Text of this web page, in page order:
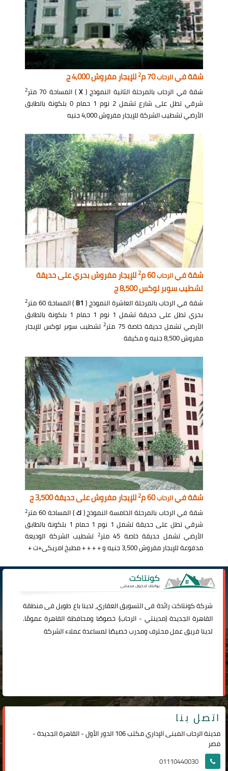
شقة فيالرحاب70 م 2للإيجار مفروش 4,000 ج
شقة في الرحاب بالمرحلة الثانية النموذج (X) المساحة 70 متر 2
شرقي تطل على شارع تشمل 2 نوم 1 حمام 0 بلكونة بالطابق
الأرضي تشطيب الشركة للإيجار مفروش 4,000 جنيه
شقة فيالرحاب60 م 2للإيجار مفروش بحري على حديقة
تشطيب سوبر لوكس 8,500 ج
شقة في الرحاب بالمرحلة العاشرة النموذج ( B1 ) المساحة 60 متر 2
بحري تطل على حديقة تشمل 1 نوم 1 حمام 1 بلكونة بالطابق
الأرضي تشمل حديقة خاصة 75 متر
2تشطيب سوبر لوكس للإيجار
مفروش 8,500 جنيه و مكيفة
شقة فيالرحاب60 م 2للإيجار مفروش على حديقة 3,500 ج
شقة في الرحاب بالمرحلة الخامسة النموذج (ك) المساحة 60 متر 2
شرقي تطل على حديقة تشمل 1 نوم 1 حمام 1 بلكونة بالطابق
الأرضي تشمل حديقة خاصة 45 متر
2 تشطيب الشركة الوديعة
مدفوعة للإيجار مفروش 3,500 جنيه و + + + + مطبخ امريكى+ت +
شركةكونتاكترائدة فى التسويق العقاري، لدينا باع طويل فى منطقة
القاهرة الجديدة (مدينتي -الرحاب) خصوصًا ومحافظة القاهرة عمومًا.
لدينا فريق عمل محترف ومدرب خصيصًا لمساعدة عملاء الشركة
اتصل بنا
مدينة الرحاب المبنى الإداري مكتب 106 الدور الأول - القاهرة الجديدة -
مصر
01110440030